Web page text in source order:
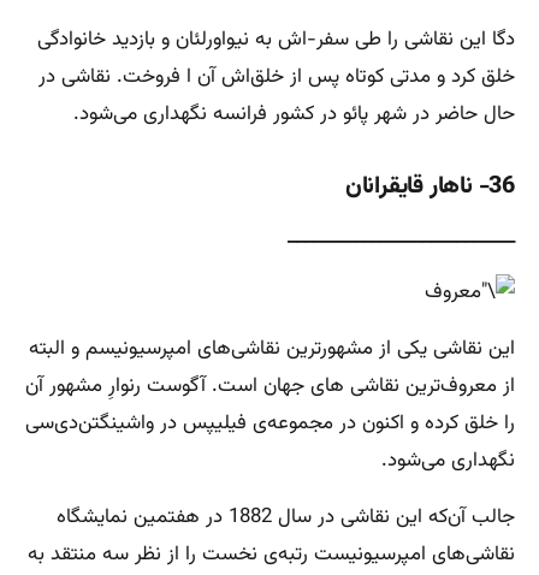
دگا این نقاشی را طی سفر-اش به نیواورلئان و بازدید خانوادگی
خلق کرد و مدتی کوتاه پس از خلق‌اش آن ا فروخت. نقاشی در
حال حاضر در شهر پائو در کشور فرانسه نگهداری می‌شود.
36- ناهار قایقرانان
___________________________
این نقاشی یکی از مشهورترین نقاشی‌های امپرسیونیسم و البته
از معروف‌ترین نقاشی های جهان است. آگوست رنوارِ مشهور آن
را خلق کرده و اکنون در مجموعه‌ی فیلیپس در واشینگتن‌دی‌سی
نگهداری می‌شود.
جالب آن‌که این نقاشی در سال 1882 در هفتمین نمایشگاه
نقاشی‌های امپرسیونیست رتبه‌ی نخست را از نظر سه منتقد به